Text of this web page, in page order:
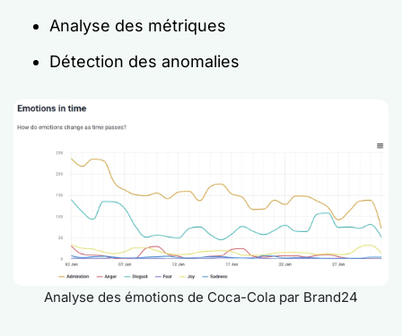
Analyse des métriques
Détection des anomalies
Analyse des émotions de Coca-Cola par Brand24